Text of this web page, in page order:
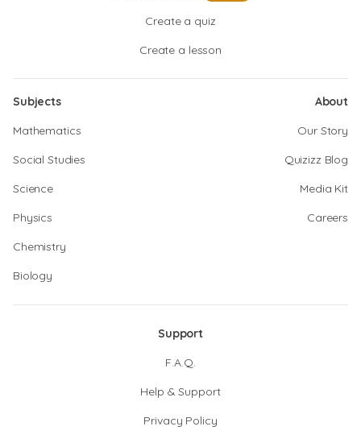
Create a quiz
Create a lesson
Subjects
Mathematics
Social Studies
Science
Physics
Chemistry
Biology
About
Our Story
Quizizz Blog
Media Kit
Careers
Support
F.A.Q.
Help & Support
Privacy Policy